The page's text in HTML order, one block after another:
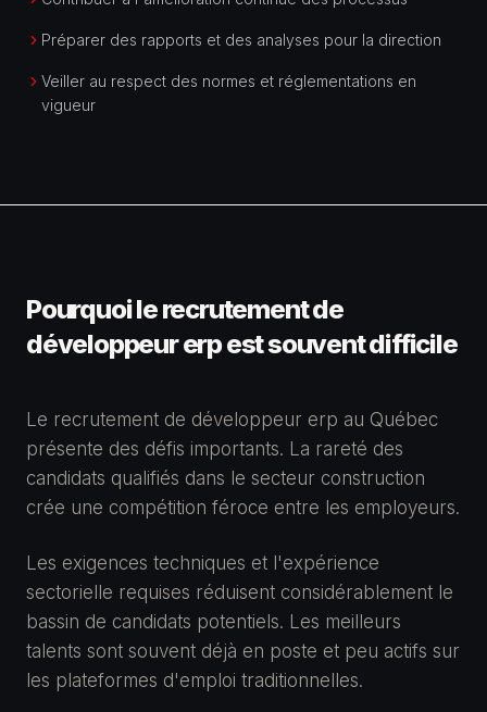
Préparer des rapports et des analyses pour la direction
Veiller au respect des normes et réglementations en
vigueur
Pourquoi le recrutement de
développeur erp est souvent difficile
Le recrutement de développeur erp au Québec
présente des défis importants. La rareté des
candidats qualifiés dans le secteur construction
crée une compétition féroce entre les employeurs.
Les exigences techniques et l'expérience
sectorielle requises réduisent considérablement le
bassin de candidats potentiels. Les meilleurs
talents sont souvent déjà en poste et peu actifs sur
les plateformes d'emploi traditionnelles.